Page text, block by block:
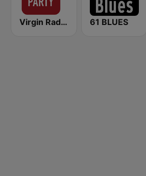
Virgin Radio Rock Party 61 BLUES